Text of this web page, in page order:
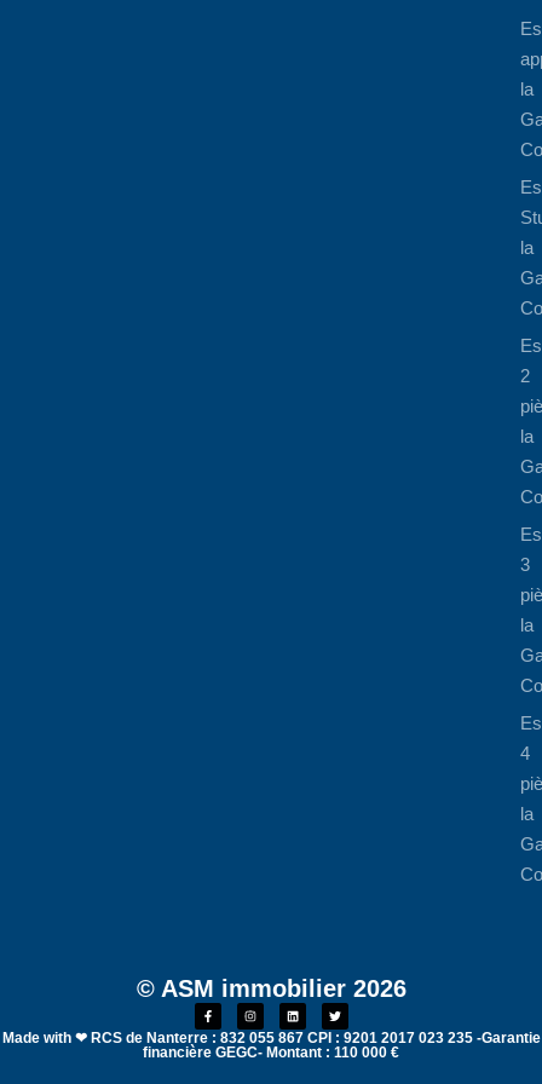
la
la
2
la
3
la
4
la
© ASM immobilier 2026
Made with ❤ RCS de Nanterre : 832 055 867 CPI : 9201 2017 023 235 -Garantie
financière GEGC- Montant : 110 000 €